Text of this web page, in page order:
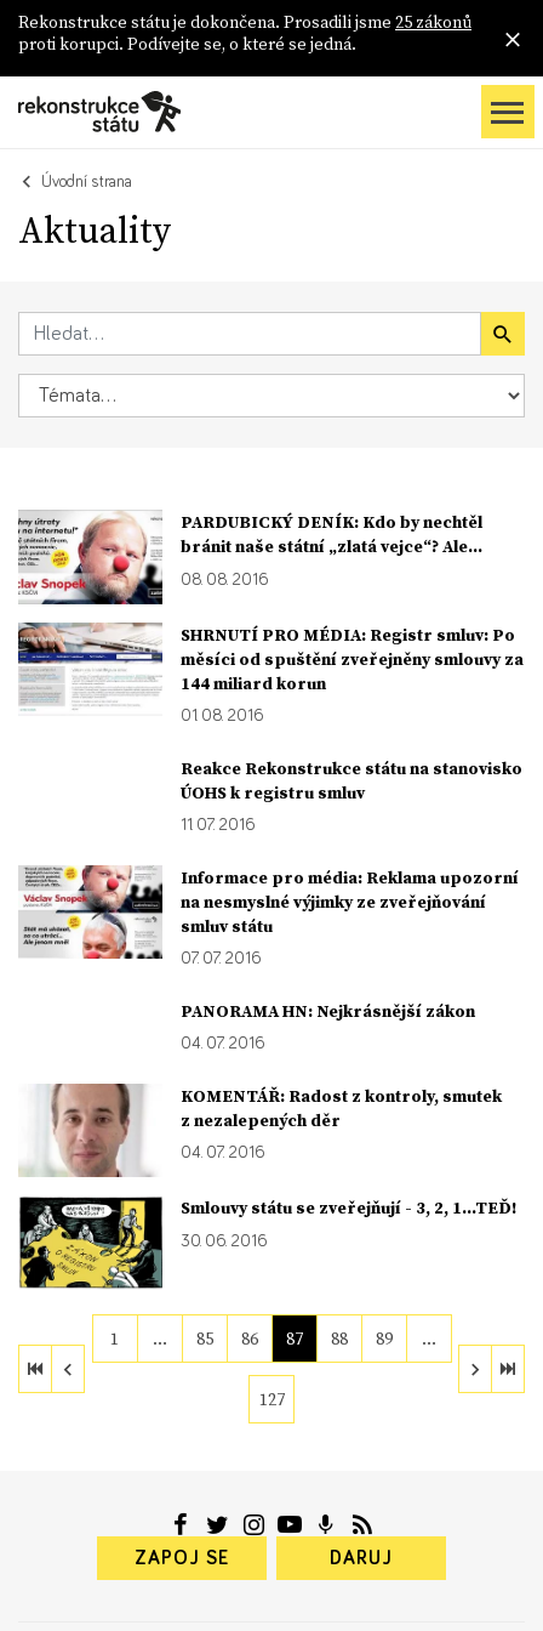
Rekonstrukce státu je dokončena. Prosadili jsme 25 zákonů
proti korupci. Podívejte se, o které se jedná.
Úvodní strana
Aktuality
PARDUBICKÝ DENÍK: Kdo by nechtěl
bránit naše státní „zlatá vejce“? Ale...
08. 08. 2016
SHRNUTÍ PRO MÉDIA: Registr smluv: Po
měsíci od spuštění zveřejněny smlouvy za
144 miliard korun
01. 08. 2016
Reakce Rekonstrukce státu na stanovisko
ÚOHS k registru smluv
11. 07. 2016
Informace pro média: Reklama upozorní
na nesmyslné výjimky ze zveřejňování
smluv státu
07. 07. 2016
PANORAMA HN: Nejkrásnější zákon
04. 07. 2016
KOMENTÁŘ: Radost z kontroly, smutek
z nezalepených děr
04. 07. 2016
Smlouvy státu se zveřejňují - 3, 2, 1…TEĎ!
30. 06. 2016
1 … 85 86 87 88 89 …
127
ZAPOJ SE DARUJ